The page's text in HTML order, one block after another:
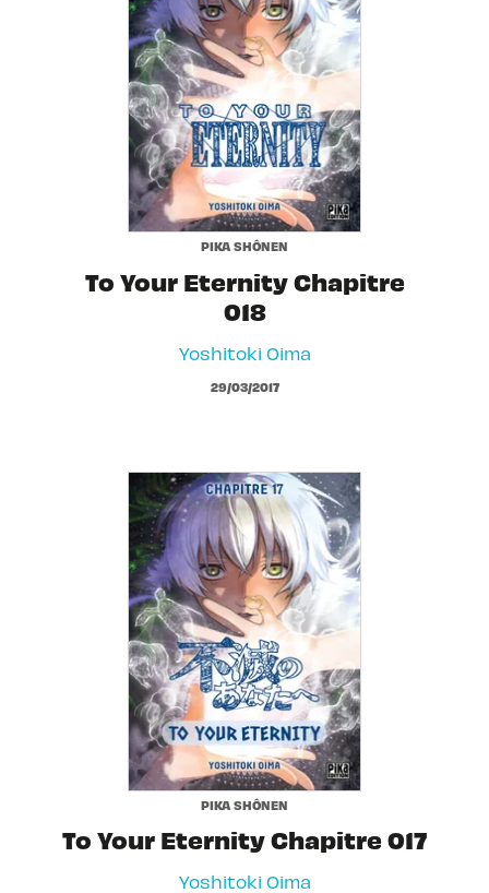
PIKA SHÔNEN
To Your Eternity Chapitre
018
Yoshitoki Oima
29/03/2017
PIKA SHÔNEN
To Your Eternity Chapitre 017
Yoshitoki Oima